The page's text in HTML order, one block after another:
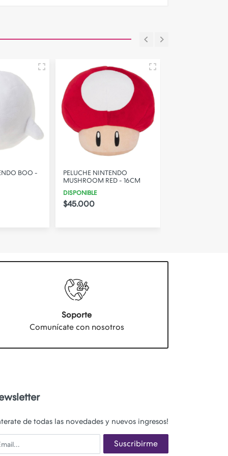
BOO -
PELUCHE NINTENDO
MUSHROOM RED - 16CM
DISPONIBLE
$45.000
Soporte
Comunícate con nosotros
de todas las novedades y nuevos ingresos!
Suscribirme